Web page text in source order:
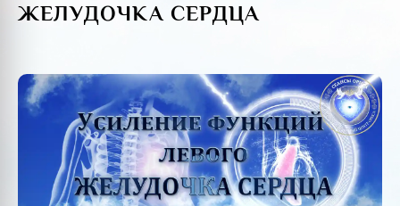
ЖЕЛУДОЧКА СЕРДЦА